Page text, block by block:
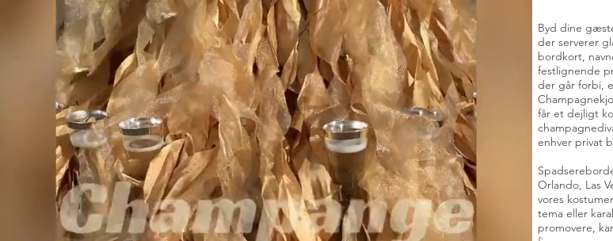
Byd dine
der serverer
bordkort,
festlignende
der går forbi,
får et dejligt
enhver privat
Orlando, Las
vores
tema eller
promovere,